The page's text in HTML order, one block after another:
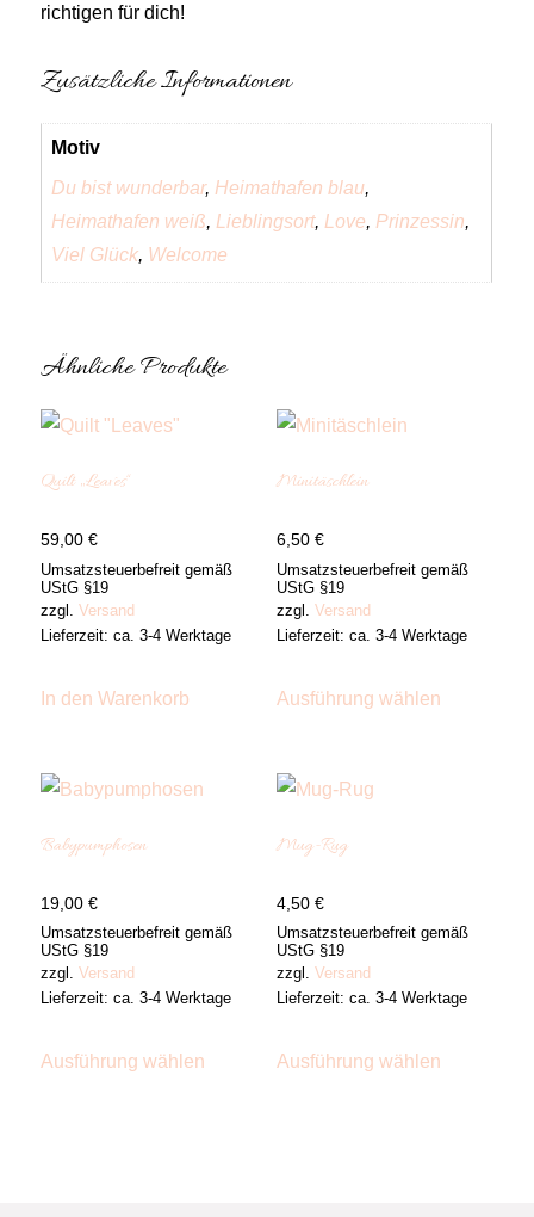
richtigen für dich!
Zusätzliche Informationen
Motiv
Du bist wunderbar, Heimathafen blau,
Heimathafen weiß, Lieblingsort, Love, Prinzessin,
Viel Glück, Welcome
Ähnliche Produkte
Quilt „Leaves“
59,00€
Umsatzsteuerbefreit gemäß
UStG §19
zzgl.Versand
Lieferzeit: ca. 3-4 Werktage
In den Warenkorb
Minitäschlein
6,50 €
Umsatzsteuerbefreit gemäß
UStG §19
zzgl. Versand
Lieferzeit: ca. 3-4 Werktage
Ausführung wählenProdukt
gewählt
Babypumphosen
19,00€
Umsatzsteuerbefreit gemäß
UStG §19
zzgl.Versand
Lieferzeit: ca. 3-4 Werktage
Ausführung wählen
Mug-Rug
4,50 €
Umsatzsteuerbefreit gemäß
UStG §19
zzgl. Versand
Lieferzeit: ca. 3-4 Werktage
Ausführung wählenProdukt